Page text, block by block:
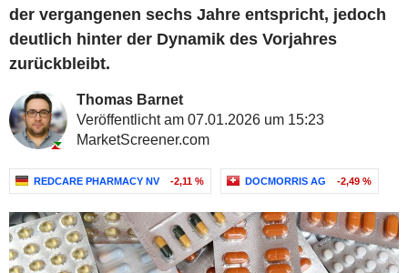
der vergangenen sechs Jahre entspricht, jedoch
deutlich hinter der Dynamik des Vorjahres
zurückbleibt.
Thomas Barnet
Veröffentlicht am 07.01.2026 um 15:23
MarketScreener.com
REDCARE PHARMACY NV -2,11 % DOCMORRIS AG -2,49 %